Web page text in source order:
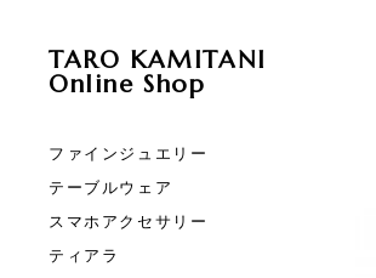
TARO KAMITANI
Online Shop
ファインジュエリー
テーブルウェア
スマホアクセサリー
ティアラ